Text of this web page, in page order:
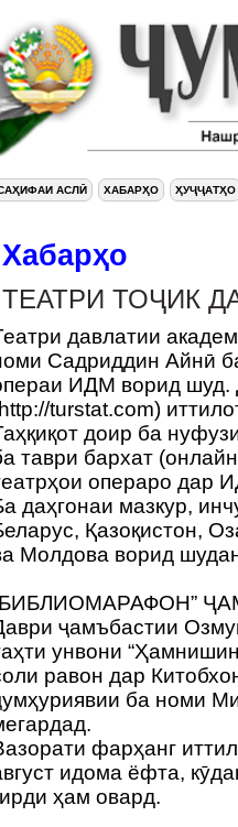
АСЛӢ ХАБАРҲО ҲУҶҶАТҲО
Хабарҳо
ТЕАТРИ ТОҶИК
давлатии
Садриддин Айнӣ
ИДМ ворид шуд.
turstat.com)
доир ба
таври бархат
операро дар
даҳгонаи мазкур,
Қазоқистон,
Молдова ворид
ҷамъбастии
унвони
равон дар
ба номи
фарҳанг
идома ёфта,
ҳам овард.